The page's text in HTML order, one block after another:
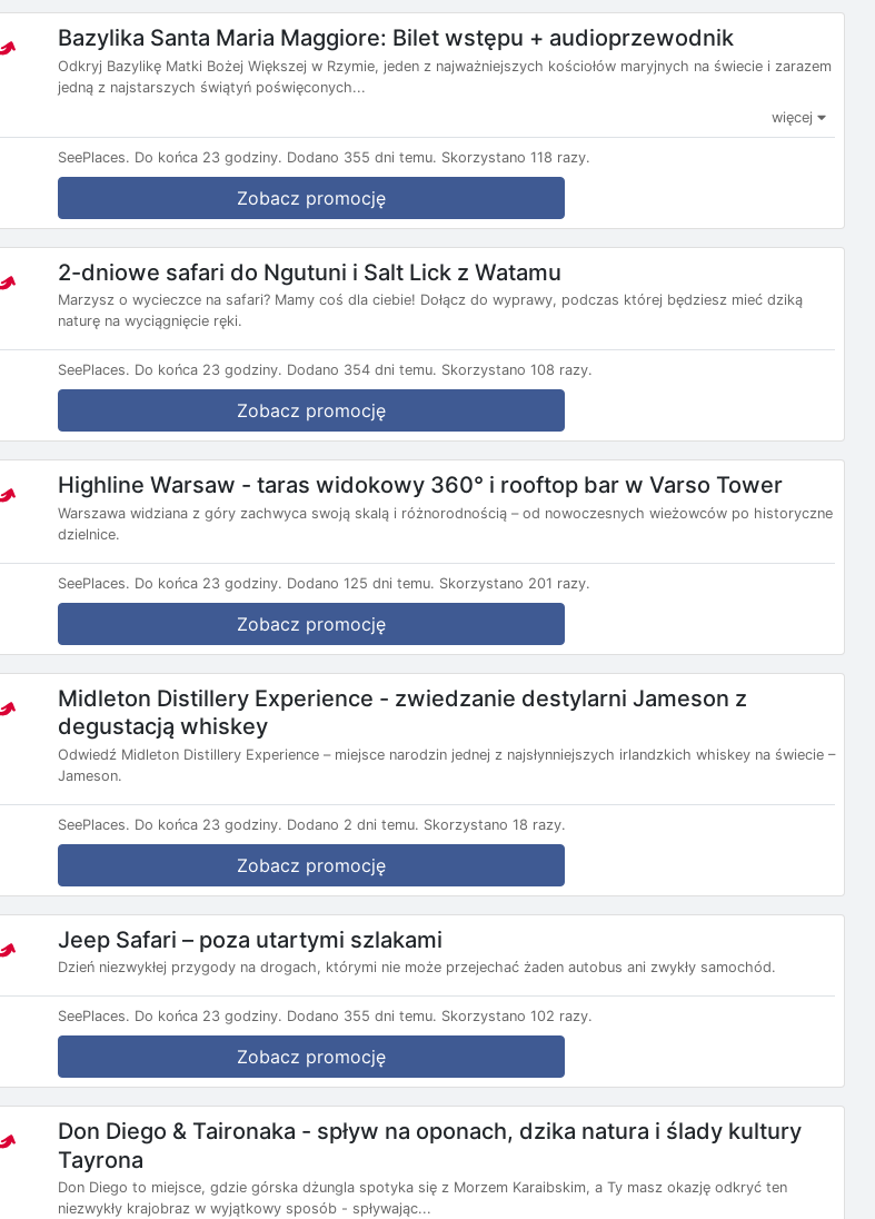
Bazylika Santa Maria Maggiore: Bilet wstępu + audioprzewodnik
Odkryj Bazylikę Matki Bożej Większej w Rzymie, jeden z najważniejszych kościołów maryjnych na świecie i zarazem
jedną z najstarszych świątyń poświęconych...
więcej
SeePlaces. Do końca 23 godziny. Dodano 355 dni temu. Skorzystano 118 razy.
Zobacz promocję
2-dniowe safari do Ngutuni i Salt Lick z Watamu
Marzysz o wycieczce na safari? Mamy coś dla ciebie! Dołącz do wyprawy, podczas której będziesz mieć dziką
naturę na wyciągnięcie ręki.
SeePlaces. Do końca 23 godziny. Dodano 354 dni temu. Skorzystano 108 razy.
Zobacz promocję
Highline Warsaw - taras widokowy 360° i rooftop bar w Varso Tower
Warszawa widziana z góry zachwyca swoją skalą i różnorodnością – od nowoczesnych wieżowców po historyczne
dzielnice.
SeePlaces. Do końca 23 godziny. Dodano 125 dni temu. Skorzystano 201 razy.
Zobacz promocję
Midleton Distillery Experience - zwiedzanie destylarni Jameson z
degustacją whiskey
Odwiedź Midleton Distillery Experience – miejsce narodzin jednej z najsłynniejszych irlandzkich whiskey na świecie –
Jameson.
SeePlaces. Do końca 23 godziny. Dodano 2 dni temu. Skorzystano 18 razy.
Zobacz promocję
Jeep Safari – poza utartymi szlakami
Dzień niezwykłej przygody na drogach, którymi nie może przejechać żaden autobus ani zwykły samochód.
SeePlaces. Do końca 23 godziny. Dodano 355 dni temu. Skorzystano 102 razy.
Zobacz promocję
Don Diego & Taironaka - spływ na oponach, dzika natura i ślady kultury
Tayrona
Don Diego to miejsce, gdzie górska dżungla spotyka się z Morzem Karaibskim, a Ty masz okazję odkryć ten
niezwykły krajobraz w wyjątkowy sposób - spływając...